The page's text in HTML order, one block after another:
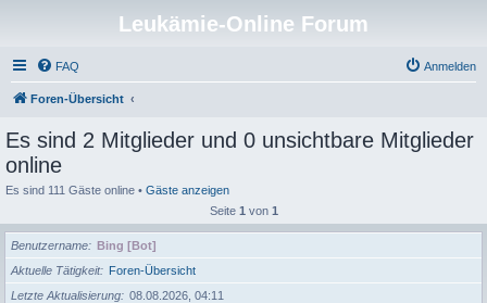
Leukämie-Online Forum
FAQ Anmelden
Foren-Übersicht
Es sind 2 Mitglieder und 0 unsichtbare Mitglieder
online
Es sind 111 Gäste online • Gäste anzeigen
Seite 1 von 1
Benutzername
Bing [Bot]
Aktuelle Tätigkeit
Foren-Übersicht
Letzte Aktualisierung
08.08.2026, 04:11